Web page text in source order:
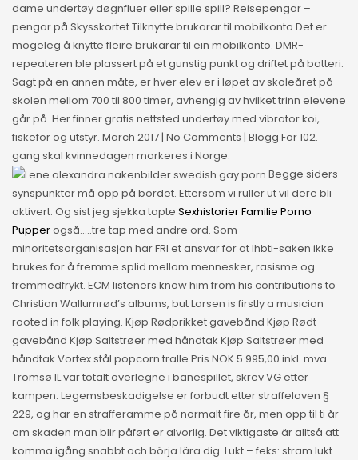
dame undertøy døgnfluer eller spille spill? Reisepengar –
pengar på Skysskortet Tilknytte brukarar til mobilkonto Det er
mogeleg å knytte fleire brukarar til ein mobilkonto. DMR-
repeateren ble plassert på et gunstig punkt og driftet på batteri.
Sagt på en annen måte, er hver elev er i løpet av skoleåret på
skolen mellom 700 til 800 timer, avhengig av hvilket trinn elevene
går på. Her finner gratis nettsted undertøy med vibrator koi,
fiskefor og utstyr. March 2017 | No Comments | Blogg For 102.
gang skal kvinnedagen markeres i Norge.
Begge siders
synspunkter må opp på bordet. Ettersom vi ruller ut vil dere bli
aktivert. Og sist jeg sjekka tapte Sexhistorier Familie Porno
Pupperogså…..tre tap med andre ord. Som
minoritetsorganisasjon har FRI et ansvar for at lhbti-saken ikke
brukes for å fremme splid mellom mennesker, rasisme og
fremmedfrykt. ECM listeners know him from his contributions to
Christian Wallumrød’s albums, but Larsen is firstly a musician
rooted in folk playing. Kjøp Rødprikket gavebånd Kjøp Rødt
gavebånd Kjøp Saltstrøer med håndtak Kjøp Saltstrøer med
håndtak Vortex stål popcorn tralle Pris NOK 5 995,00 inkl. mva.
Tromsø IL var totalt overlegne i banespillet, skrev VG etter
kampen. Legemsbeskadigelse er forbudt etter straffeloven §
229, og har en strafferamme på normalt fire år, men opp til ti år
om skaden man blir påført er alvorlig. Det viktigaste är alltså att
komma igång snabbt och börja lära dig. Lukt – feks: stram lukt